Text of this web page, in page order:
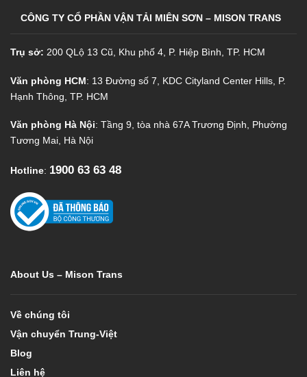
CÔNG TY CỔ PHẦN VẬN TẢI MIÊN SƠN – MISON TRANS
Trụ sở: 200 QLộ 13 Cũ, Khu phố 4, P. Hiệp Bình, TP. HCM
Văn phòng HCM: 13 Đường số 7, KDC Cityland Center Hills, P.
Hạnh Thông, TP. HCM
Văn phòng Hà Nội: Tầng 9, tòa nhà 67A Trương Định, Phường
Tương Mai, Hà Nội
Hotline: 1900 63 63 48
About Us – Mison Trans
Về chúng tôi
Vận chuyển Trung-Việt
Blog
Liên hệ